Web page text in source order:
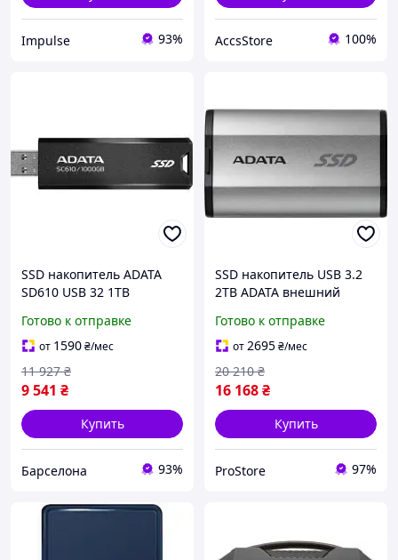
Impulse 93% AccsStore 100%
SSD накопитель ADATA
SD610 USB 32 1TB
накопитель mayak
Готово к отправке
от 1590₴/мес
9 541 ₴
11 927 ₴
Купить
Барселона 93%
SSD накопитель USB 3.2
2TB ADATA внешний
твердотельный диск
newyork
Готово к отправке
от2695₴/мес
16 168₴
20 210 ₴
Купить
ProStore 97%